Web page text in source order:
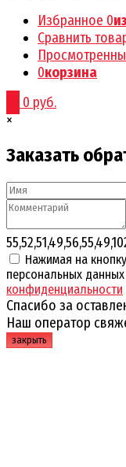
Избранное 0
Сравнить
0корзина
0 руб.
×
Заказать
Нажимая на
персональных
конфиденциальности
Спасибо за
Наш оператор
закрыть